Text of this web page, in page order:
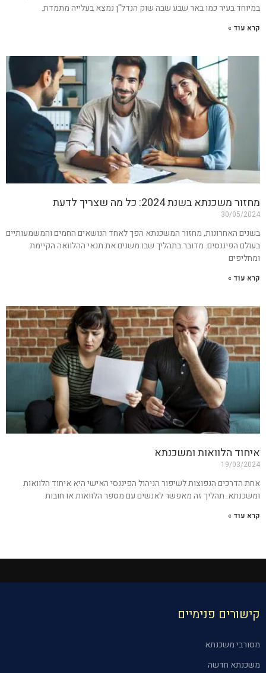
במיוחד בעיר כמו באר שבע שבה שוק הנדל"ן נמצא בעלייה מתמדת.
קרא עוד »
מחזור משכנתא בשנת 2024: כל מה שצריך לדעת
30/05/2024
בשנים האחרונות, מחזור המשכנתא הפך לאחד הנושאים החמים והמשמעותיים
בעולם הפיננסים. מדובר בתהליך שבו משנים את תנאי ההלוואה הקיימת
ומחליפים
קרא עוד »
איחוד הלוואות ומשכנתא
19/03/2024
אחת הדרכים הנפוצות לשיפור הניהול הפיננסי האישי היא איחוד הלוואות
ומשכנתא. תהליך זה מאפשר לאנשים עם מספר הלוואות או חובות
קרא עוד »
קישורים פנימיים
מסורבי משכנתא
משכנתא חדשה